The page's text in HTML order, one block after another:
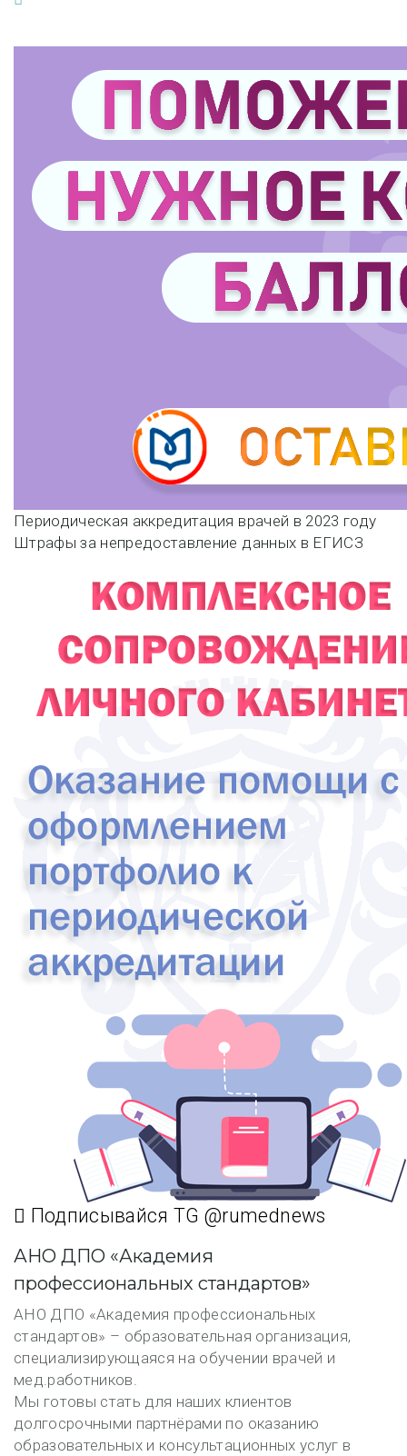
Навигация
записям
Периодическая аккредитация врачей в 2023 году
Штрафы за непредоставление данных в ЕГИСЗ
Подписывайся TG @rumednews
АНО ДПО «Академия
профессиональных стандартов»
АНО ДПО «Академия профессиональных
стандартов» – образовательная организация,
специализирующаяся на обучении врачей и
мед.работников.
Мы готовы стать для наших клиентов
долгосрочными партнёрами по оказанию
образовательных и консультационных услуг в